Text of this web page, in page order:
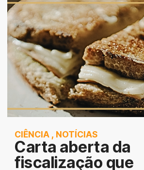
CIÊNCIA , NOTÍCIAS
Carta aberta da
fiscalização que